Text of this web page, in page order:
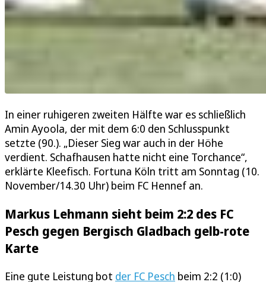
In einer ruhigeren zweiten Hälfte war es schließlich
Amin Ayoola, der mit dem 6:0 den Schlusspunkt
setzte (90.). „Dieser Sieg war auch in der Höhe
verdient. Schafhausen hatte nicht eine Torchance“,
erklärte Kleefisch. Fortuna Köln tritt am Sonntag (10.
November/14.30 Uhr) beim FC Hennef an.
Markus Lehmann sieht beim 2:2 des FC
Pesch gegen Bergisch Gladbach gelb-rote
Karte
Eine gute Leistung bot der FC Pesch beim 2:2 (1:0)